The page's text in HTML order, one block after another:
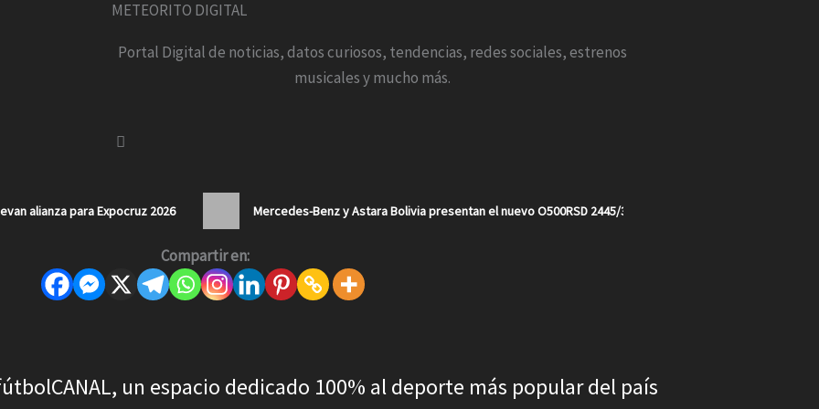
METEORITO DIGITAL
Portal Digital de noticias, datos curiosos, tendencias, redes sociales, estrenos
musicales y mucho más.
alianza para Expocruz 2026 Mercedes-Benz y Astara Bolivia presentan el nuevo O500RSD 2445/30 en un año récord para la marca
Compartir en:
un espacio dedicado 100% al deporte más popular del país